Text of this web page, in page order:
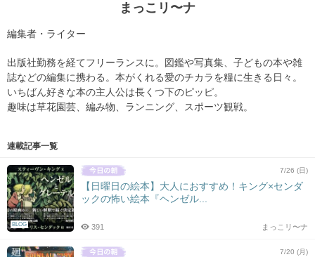
まっこリ〜ナ
編集者・ライター
出版社勤務を経てフリーランスに。図鑑や写真集、子どもの本や雑
誌などの編集に携わる。本がくれる愛のチカラを糧に生きる日々。
いちばん好きな本の主人公は長くつ下のピッピ。
趣味は草花園芸、編み物、ランニング、スポーツ観戦。
連載記事一覧
BLOG
7/26 (日)
【日曜日の絵本】大人におすすめ！キング×センダ
ックの怖い絵本『ヘンゼル...
まっこリ〜ナ
391
7/20 (月)